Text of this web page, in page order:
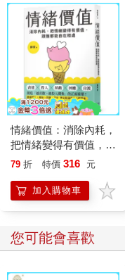
情緒價值：消除內耗，
把情緒變得有價值，跟
誰都能自在相處
79 折 特價 316 元
加入購物車
您可能會喜歡